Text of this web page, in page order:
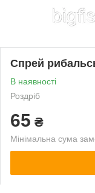
Спрей
В наявності
Роздріб
65 ₴
Мінімальна сума